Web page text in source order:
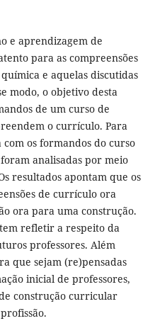
e aprendizagem de
para as compreensões
e aquelas discutidas
modo, o objetivo desta
de um curso de
o currículo. Para
os formandos do curso
analisadas por meio
resultados apontam que os
de currículo ora
ora para uma construção.
refletir a respeito da
professores. Além
que sejam (re)pensadas
inicial de professores,
construção curricular